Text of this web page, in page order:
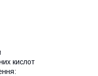
кислот